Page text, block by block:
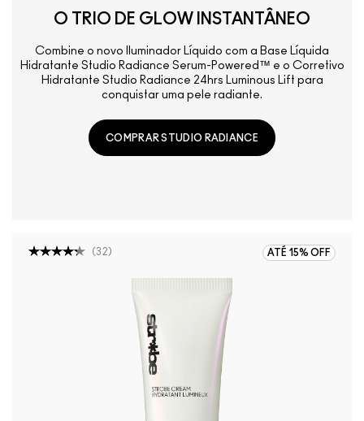
O TRIO DE GLOW INSTANTÂNEO
Combine o novo Iluminador Líquido com a Base Líquida
Hidratante Studio Radiance Serum-Powered™ e o Corretivo
Hidratante Studio Radiance 24hrs Luminous Lift para
conquistar uma pele radiante.
COMPRAR STUDIO RADIANCE
ATÉ 15% OFF
(32 )